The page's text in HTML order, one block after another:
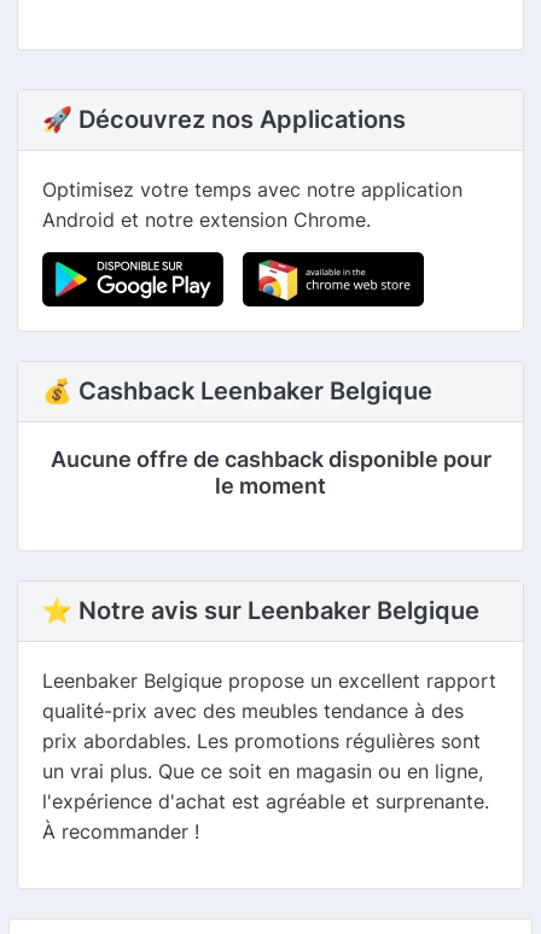
🚀 Découvrez nos Applications
Optimisez votre temps avec notre application
Android et notre extension Chrome.
💰 Cashback Leenbaker Belgique
Aucune offre de cashback disponible pour
le moment
⭐ Notre avis sur Leenbaker Belgique
Leenbaker Belgique propose un excellent rapport
qualité-prix avec des meubles tendance à des
prix abordables. Les promotions régulières sont
un vrai plus. Que ce soit en magasin ou en ligne,
l'expérience d'achat est agréable et surprenante.
À recommander !